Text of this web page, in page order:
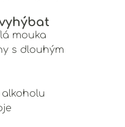
mouka
s dlouhým